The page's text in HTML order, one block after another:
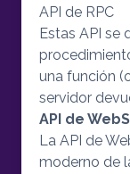
API de RPC
Estas API se
una función
servidor
API de
La API de
moderno de